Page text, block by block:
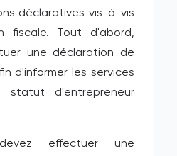
déclaratives vis-à-vis
fiscale. Tout d'abord,
une déclaration de
d'informer les services
statut d'entrepreneur
effectuer une